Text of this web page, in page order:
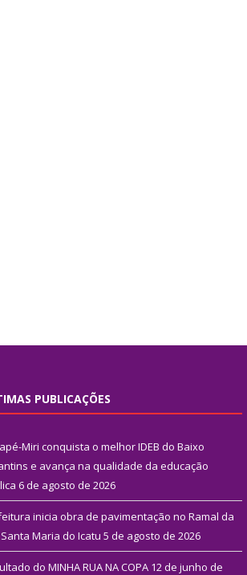
PUBLICAÇÕES
Miri conquista o melhor IDEB do Baixo
e avança na qualidade da educação
6 de agosto de 2026
inicia obra de pavimentação no Ramal da
Maria do Icatu 5 de agosto de 2026
do MINHA RUA NA COPA 12 de junho de